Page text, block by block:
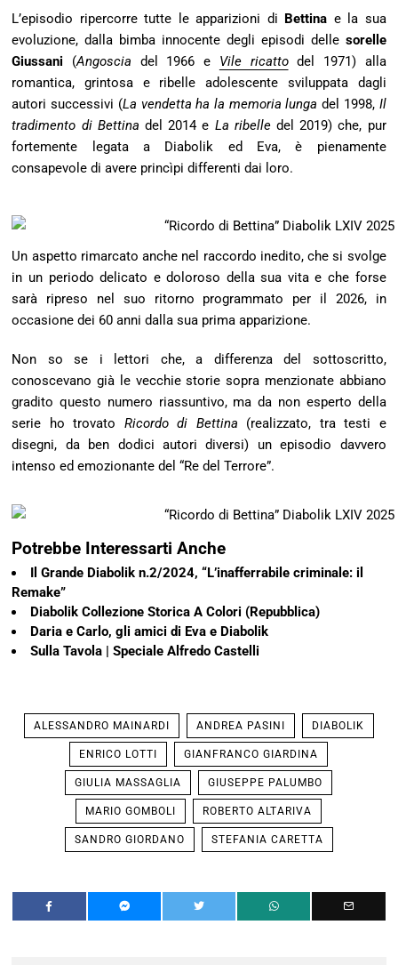
L’episodio ripercorre tutte le apparizioni di Bettina e la sua
evoluzione, dalla bimba innocente degli episodi delle sorelle
Giussani (Angoscia del 1966 e Vile ricattodel 1971) alla
romantica, grintosa e ribelle adolescente sviluppata dagli
autori successivi (La vendetta ha la memoria lunga del 1998, Il
tradimento di Bettina del 2014 e La ribelledel 2019) che, pur
fortemente legata a Diabolik ed Eva, è pienamente
consapevole di avere princìpi differenti dai loro.
Un aspetto rimarcato anche nel raccordo inedito, che si svolge
in un periodo delicato e doloroso della sua vita e che forse
sarà ripreso nel suo ritorno programmato per il 2026, in
occasione dei 60 anni dalla sua prima apparizione.
Non so se i lettori che, a differenza del sottoscritto,
conoscevano già le vecchie storie sopra menzionate abbiano
gradito questo numero riassuntivo, ma da non esperto della
serie ho trovato Ricordo di Bettina (realizzato, tra testi e
disegni, da ben dodici autori diversi) un episodio davvero
intenso ed emozionante del “Re del Terrore”.
Potrebbe Interessarti Anche
Il Grande Diabolik n.2/2024, “L’inafferrabile criminale: il
Remake”
Diabolik Collezione Storica A Colori (Repubblica)
Daria e Carlo, gli amici di Eva e Diabolik
Sulla Tavola | Speciale Alfredo Castelli
ALESSANDRO MAINARDI ANDREA PASINI DIABOLIK
ENRICO LOTTI GIANFRANCO GIARDINA
GIULIA MASSAGLIA GIUSEPPE PALUMBO
MARIO GOMBOLI ROBERTO ALTARIVA
SANDRO GIORDANO STEFANIA CARETTA